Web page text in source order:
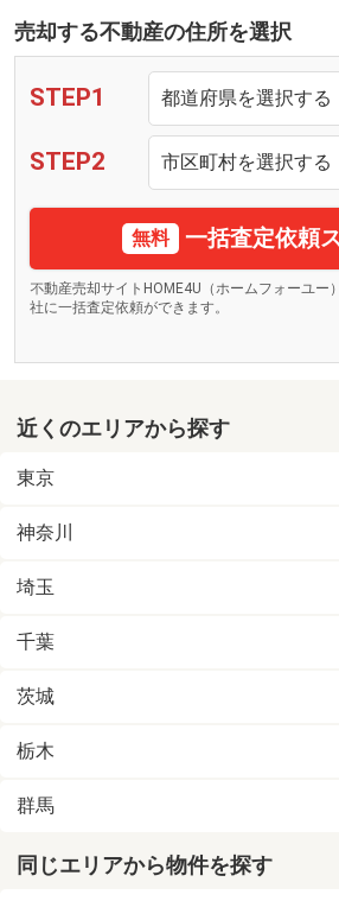
売却する不動産の住所を選択
STEP1
STEP2
無料 一括査定依頼
不動産売却サイトHOME4U（ホームフォーユー
社に一括査定依頼ができます。
近くのエリアから探す
東京
神奈川
埼玉
千葉
茨城
栃木
群馬
同じエリアから物件を探す